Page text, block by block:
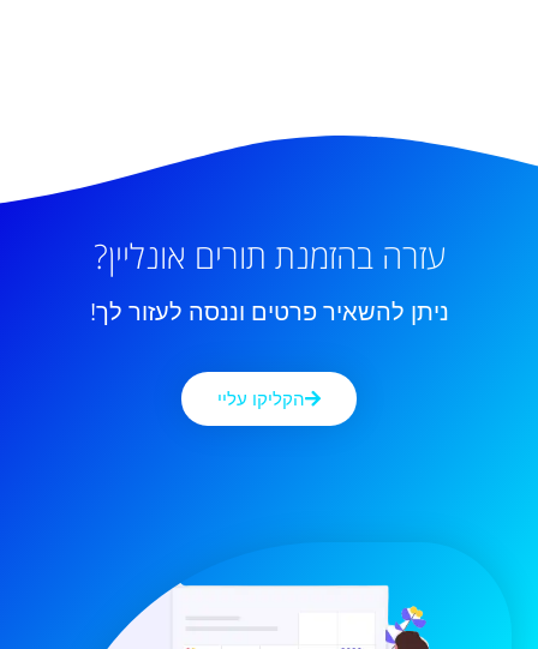
עזרה בהזמנת תורים אונליין?
ניתן להשאיר פרטים וננסה לעזור לך!
הקליקו עליי